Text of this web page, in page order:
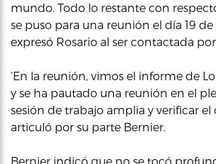
mundo. Todo lo restante con
se puso para una reunión el día 19 de
expresó Rosario al ser contactada
‘En la reunión, vimos el informe de
y se ha pautado una reunión en el
sesión de trabajo amplia y verificar el
articuló por su parte Bernier.
Bernier indicó que no se tocó